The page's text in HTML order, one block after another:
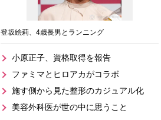
登坂絵莉、4歳長男とランニング
小原正子、資格取得を報告
ファミマとヒロアカがコラボ
施す側から見た整形のカジュアル化
美容外科医が世の中に思うこと